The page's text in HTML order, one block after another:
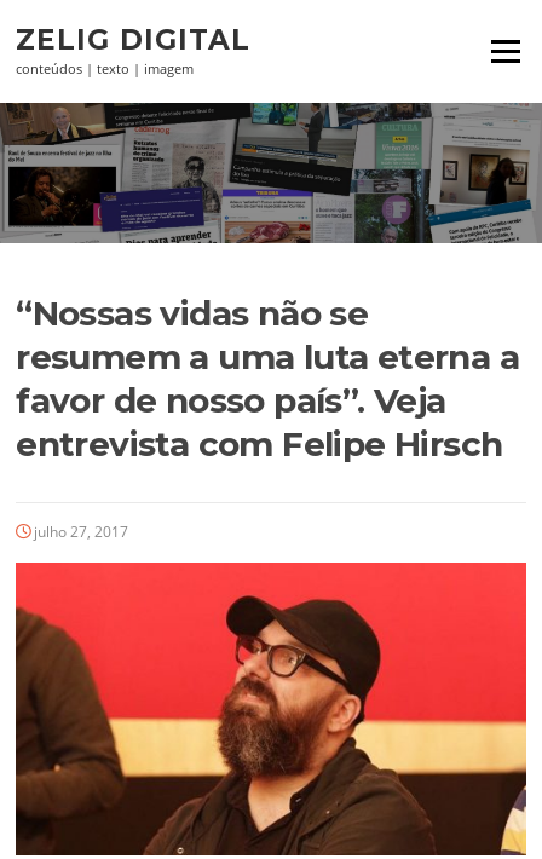
paraZELIG DIGITAL
conteúdos | texto | imagem
Menu
“Nossas vidas não se
resumem a uma luta eterna a
favor de nosso país”. Veja
entrevista com Felipe Hirsch
julho 27, 2017